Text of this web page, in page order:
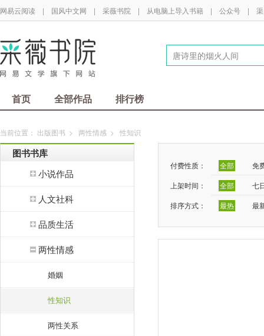
网易云阅读 | 国风中文网 | 采薇书院 | 从电脑上导入书籍 | 公众号 |
首页 全部作品 排行榜
当前位置： 出版图书 > 两性情感 > 性知识
图书书库
小说作品
人文社科
品质生活
两性情感
婚姻
性知识
两性关系
付费性质： 全部
免
上架时间：
全部
七
排序方式：
最热 最